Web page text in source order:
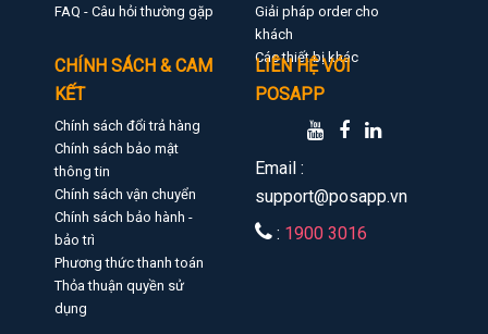
FAQ - Câu hỏi thường gặp
Giải pháp order cho
khách
Các thiết bị khác
CHÍNH SÁCH & CAM
KẾT
Chính sách đổi trả hàng
Chính sách bảo mật
thông tin
Chính sách vận chuyển
Chính sách bảo hành -
bảo trì
Phương thức thanh toán
Thỏa thuận quyền sử
dụng
LIÊN HỆ VỚI
POSAPP
Email :
support@posapp.vn
: 1900 3016